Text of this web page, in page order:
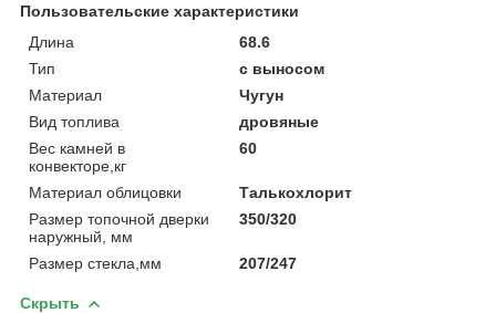
Пользовательские характеристики
Длина
68.6
Тип
с выносом
Материал
Чугун
Вид топлива
дровяные
Вес камней в
конвекторе,кг
60
Материал облицовки
Талькохлорит
Размер топочной дверки
наружный, мм
350/320
Размер стекла,мм 207/247
Скрыть